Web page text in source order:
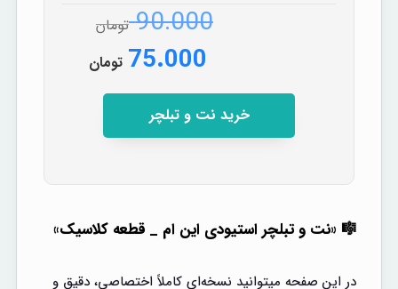
90.000 تومان
75.000 تومان
خرید نت و تبلچر
🎼 «نت و تبلچر استیودی این ام _ قطعه کلاسیک»
در این صفحه میتوانید نسخه‌ای کاملاً اختصاصی، دقیق و